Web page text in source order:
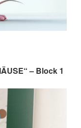
– Block 1